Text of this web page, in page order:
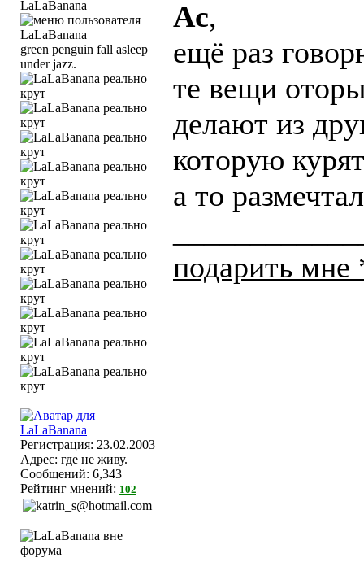
LaLaBanana
green penguin fall asleep
under jazz.
Регистрация: 23.02.2003
Адрес: где не живу.
Сообщений: 6,343
Рейтинг мнений: 102
Ac,
ещё раз
те вещи
делают из
которую
а то
подарить